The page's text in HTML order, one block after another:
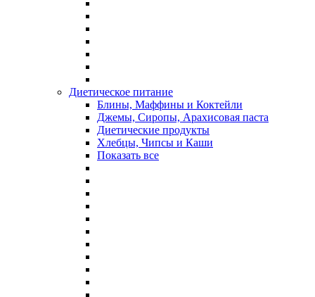
Диетическое питание
Блины, Маффины и Коктейли
Джемы, Сиропы, Арахисовая паста
Диетические продукты
Хлебцы, Чипсы и Каши
Показать все